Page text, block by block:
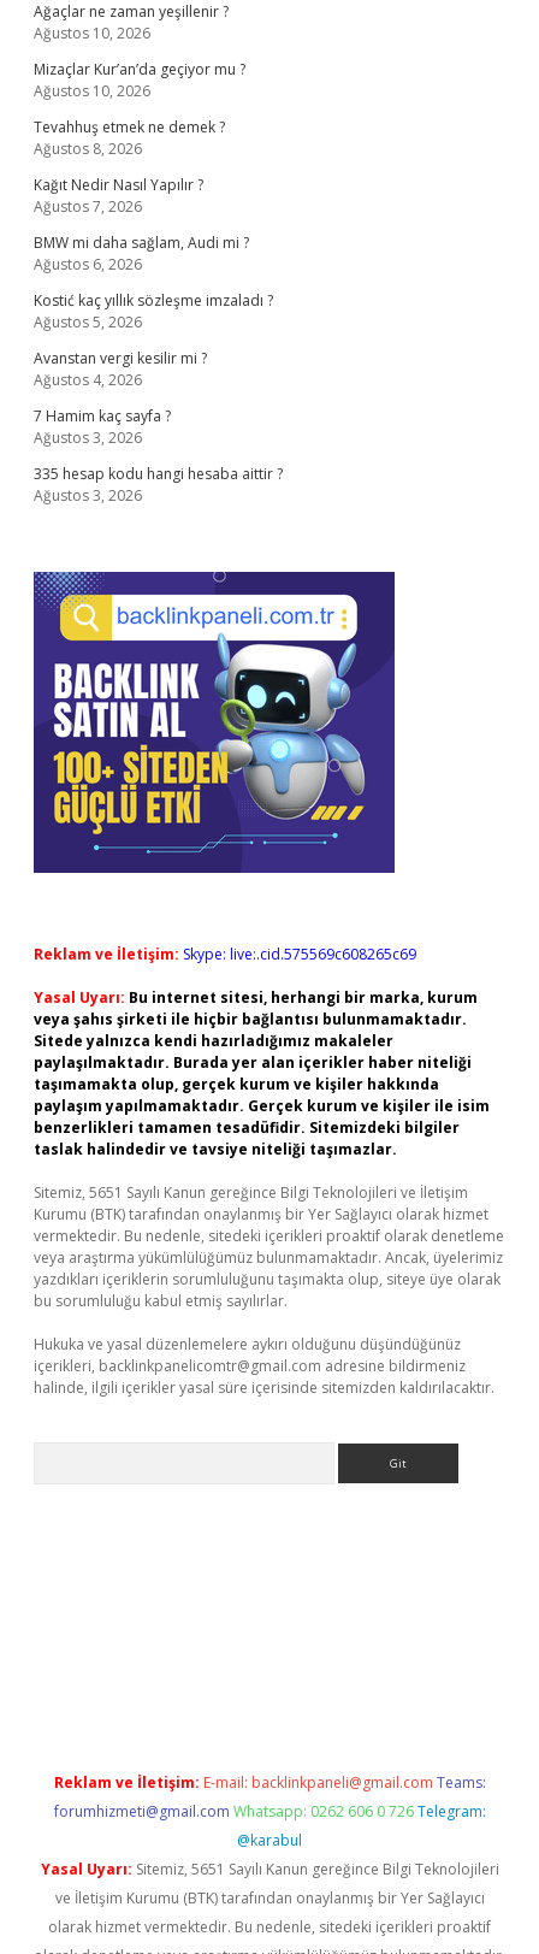
Ağaçlar ne zaman yeşillenir ?
Ağustos 10, 2026
Mizaçlar Kur’an’da geçiyor mu ?
Ağustos 10, 2026
Tevahhuş etmek ne demek ?
Ağustos 8, 2026
Kağıt Nedir Nasıl Yapılır ?
Ağustos 7, 2026
BMW mi daha sağlam, Audi mi ?
Ağustos 6, 2026
Kostić kaç yıllık sözleşme imzaladı ?
Ağustos 5, 2026
Avanstan vergi kesilir mi ?
Ağustos 4, 2026
7 Hamim kaç sayfa ?
Ağustos 3, 2026
335 hesap kodu hangi hesaba aittir ?
Ağustos 3, 2026
Reklam ve İletişim: Skype: live:.cid.575569c608265c69
Yasal Uyarı: Bu internet sitesi, herhangi bir marka, kurum
veya şahıs şirketi ile hiçbir bağlantısı bulunmamaktadır.
Sitede yalnızca kendi hazırladığımız makaleler
paylaşılmaktadır. Burada yer alan içerikler haber niteliği
taşımamakta olup, gerçek kurum ve kişiler hakkında
paylaşım yapılmamaktadır. Gerçek kurum ve kişiler ile isim
benzerlikleri tamamen tesadüfidir. Sitemizdeki bilgiler
taslak halindedir ve tavsiye niteliği taşımazlar.
Sitemiz, 5651 Sayılı Kanun gereğince Bilgi Teknolojileri ve İletişim
Kurumu (BTK) tarafından onaylanmış bir Yer Sağlayıcı olarak hizmet
vermektedir. Bu nedenle, sitedeki içerikleri proaktif olarak denetleme
veya araştırma yükümlülüğümüz bulunmamaktadır. Ancak, üyelerimiz
yazdıkları içeriklerin sorumluluğunu taşımakta olup, siteye üye olarak
bu sorumluluğu kabul etmiş sayılırlar.
Hukuka ve yasal düzenlemelere aykırı olduğunu düşündüğünüz
içerikleri, backlinkpanelicomtr@gmail.com adresine bildirmeniz
halinde, ilgili içerikler yasal süre içerisinde sitemizden kaldırılacaktır.
Reklam ve İletişim: E-mail: backlinkpaneli@gmail.com Teams:
forumhizmeti@gmail.com Whatsapp: 0262 606 0 726 Telegram:
@karabul
Yasal Uyarı: Sitemiz, 5651 Sayılı Kanun gereğince Bilgi Teknolojileri
ve İletişim Kurumu (BTK) tarafından onaylanmış bir Yer Sağlayıcı
olarak hizmet vermektedir. Bu nedenle, sitedeki içerikleri proaktif